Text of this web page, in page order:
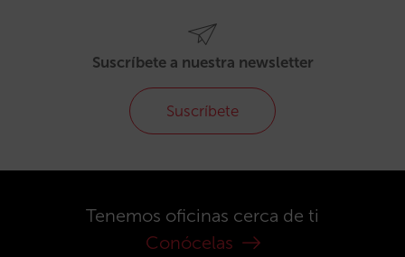
Suscríbete a nuestra newsletter
Suscríbete
Tenemos oficinas cerca de ti
Conócelas